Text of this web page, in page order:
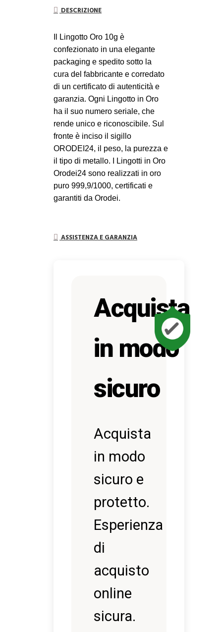
DESCRIZIONE
Il Lingotto Oro 10g è
confezionato in una elegante
packaging e spedito sotto la
cura del fabbricante e corredato
di un certificato di autenticità e
garanzia. Ogni Lingotto in Oro
ha il suo numero seriale, che
rende unico e riconoscibile. Sul
fronte è inciso il sigillo
ORODEI24, il peso, la purezza e
il tipo di metallo. I Lingotti in Oro
Orodei24 sono realizzati in oro
puro 999,9/1000, certificati e
garantiti da Orodei.
ASSISTENZA E GARANZIA
Acquista
in modo
sicuro
Acquista
in modo
sicuro e
protetto.
Esperienza
di
acquisto
online
sicura.